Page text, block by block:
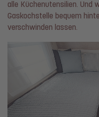
alle Küchenutensilien. Und
Gaskochstelle bequem
verschwinden lassen.